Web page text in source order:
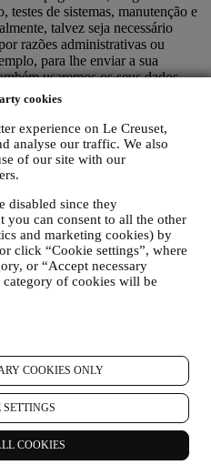
cookies
experience on Le Creuset,
analyse our traffic. We also
of our site with our
disabled since they
you can consent to all the other
and marketing cookies) by
click “Cookie settings”, where
or “Accept necessary
of cookies will be
COOKIES ONLY
COOKIES
testes de sistemas, manutenção e
talvez seja necessário
razões administrativas ou
para lhe enviar a sua
usaremos os seus dados
solicitações enviadas através
outros canais. Podemos
base no nosso interesse legítimo
os seus direitos e liberdades)
no caso de ter
online sem completar a
não lhe serão enviadas mais
NOVIDADES OU
LE CREUSET. Se
ao assinar a nossa
no nosso site), enviaremos
e notícias sobre
Creuset promovidas pelas
Entraremos em contato por e-
também usando meios
estarão relacionadas com
aberturas de lojas, eventos
demonstrações organizadas
Estas comunicações
para si com base